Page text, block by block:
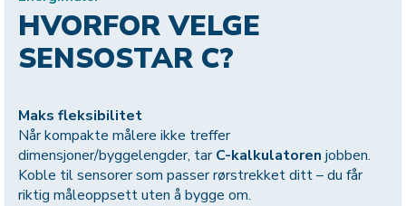
HVORFOR VELGE
SENSOSTAR C?
Maks fleksibilitet
Når kompakte målere ikke treffer
dimensjoner/byggelengder, tarC-kalkulatoren jobben.
Koble til sensorer som passer rørstrekket ditt – du får
riktig måleoppsett uten å bygge om.